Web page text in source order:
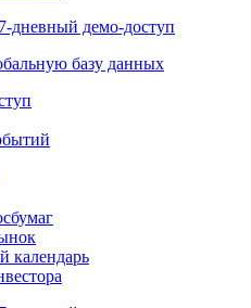
7-дневный демо-доступ
базу данных
календарь